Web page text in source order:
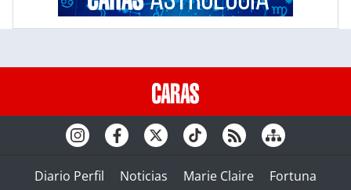
Diario Perfil Noticias Marie Claire Fortuna